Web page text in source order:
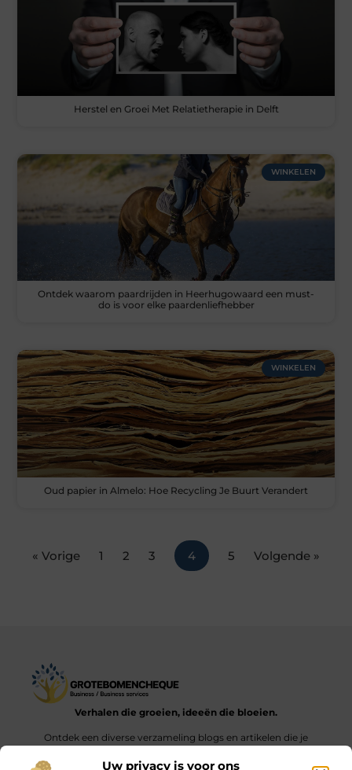
Uw privacy is voor ons
Herstel en Groei Met Relatietherapie in Delft
WINKELEN
Ontdek waarom paardrijden in Heerhugowaard een must-
do is voor elke paardenliefhebber
WINKELEN
Oud papier in Almelo: Hoe Recycling Je Buurt Verandert
« Vorige 1 2 3 4 5 Volgende »
Verhalen die groeien, ideeën die bloeien.
Ontdek een diverse verzameling blogs en artikelen die je
dagelijks leven.